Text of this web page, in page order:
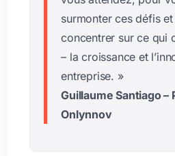
surmonter ces défis
concentrer sur ce qui
– la croissance et
entreprise. »
Guillaume Santiago –
Onlynnov